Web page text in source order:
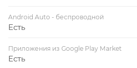
Android Auto - беспроводной
Есть
Приложения из Google Play Market
Есть